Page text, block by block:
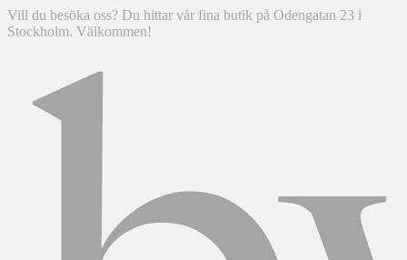
Vill du besöka oss? Du hittar vår fina butik på Odengatan 23 i
Stockholm. Välkommen!